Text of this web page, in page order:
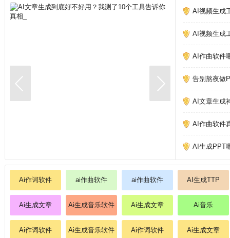
AI视频生成
AI视频生成
AI作曲软件
告别熬夜做
AI文章生成
AI作曲软件
AI生成PPT
Ai作词软件 ai作曲软件 ai作曲软件 AI生成TTP
Ai生成文章 Ai生成音乐软件 Ai生成文章 Ai音乐
Ai作词软件 Ai生成音乐软件 Ai作词软件 Ai生成文章